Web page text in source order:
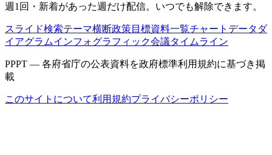
週1回・新着があった週だけ配信。いつでも解除できます。
スライド検索テーマ横断政策目標資料一覧チャートデータ ダ
イアグラムインフォグラフィック会議タイムライン
PPPT — 各府省庁の公表資料を政府標準利用規約に基づき掲
載
このサイトについて利用規約プライバシーポリシー